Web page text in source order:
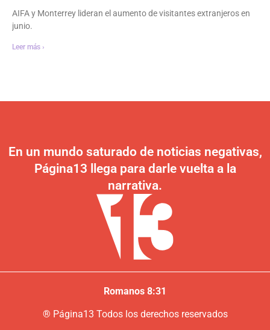
AIFA y Monterrey lideran el aumento de visitantes extranjeros en
junio.
Leer más ›
En un mundo saturado de noticias negativas,
Página13 llega para darle vuelta a la
narrativa.
Romanos 8:31
® Página13 Todos los derechos reservados